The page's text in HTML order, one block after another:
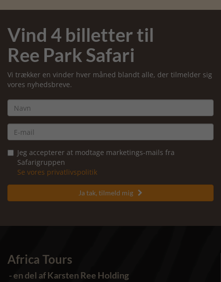
Vind 4 billetter til
Ree Park Safari
Vi trækker en vinder hver måned blandt alle, der tilmelder sig
vores nyhedsbreve.
Jeg accepterer at modtage marketings-mails fra
Safarigruppen
Se vores privatlivspolitik
Ja tak, tilmeld mig 
Africa Tours
- en del af Karsten Ree Holding